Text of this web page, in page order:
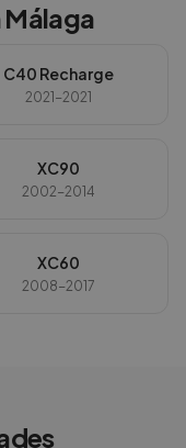
Málaga
C40 Recharge
2021-2021
XC90
2002-2014
XC60
2008-2017